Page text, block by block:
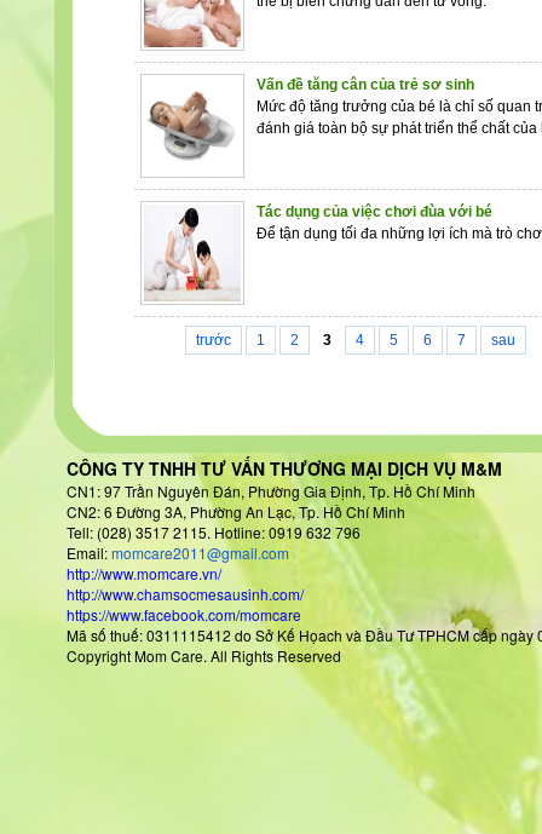
Vấn đề tăng cân của trẻ sơ sinh
Mức độ tăng trưởng của bé là chỉ số quan
đánh giá toàn bộ sự phát triển thể chất
Tác dụng của việc chơi đùa với bé
Để tận dụng tối đa những lợi ích mà trò
trước 1 2 3 4 5 6 7 sau
CÔNG TY TNHH TƯ VẤN THƯƠNG MẠI DỊCH VỤ M&M
CN1: 97 Trần Nguyên Đán, Phường Gia Định, Tp. Hồ Chí Minh
CN2: 6 Đường 3A, Phường An Lạc, Tp. Hồ Chí Minh
Tell: (028) 3517 2115. Hotline: 0919 632 796
Email:momcare2011@gmail.com
http://www.momcare.vn/
http://www.chamsocmesausinh.com/
https://www.facebook.com/momcare
Mã số thuế: 0311115412 do Sở Kế Họach và Đầu Tư TPHCM
Copyright Mom Care. All Rights Reserved